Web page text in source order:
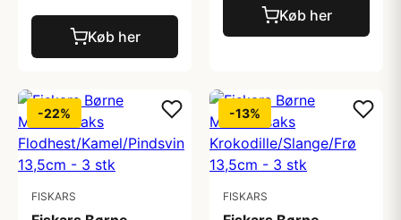
Køb her
Køb her
-22%
FISKARS
-13%
FISKARS